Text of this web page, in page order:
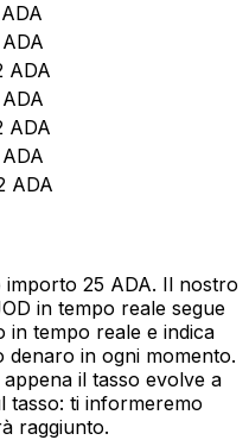
ADA
ADA
ADA
ADA
ADA
ADA
ADA
25 ADA. Il nostro
in tempo reale segue
in tempo reale e indica
in ogni momento.
il tasso evolve a
tasso: ti informeremo
raggiunto.